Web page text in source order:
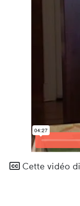
Cette vidéo